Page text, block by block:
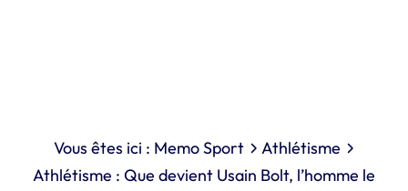
Vous êtes ici : Memo Sport
Athlétisme
Athlétisme : Que devient Usain Bolt, l’homme le